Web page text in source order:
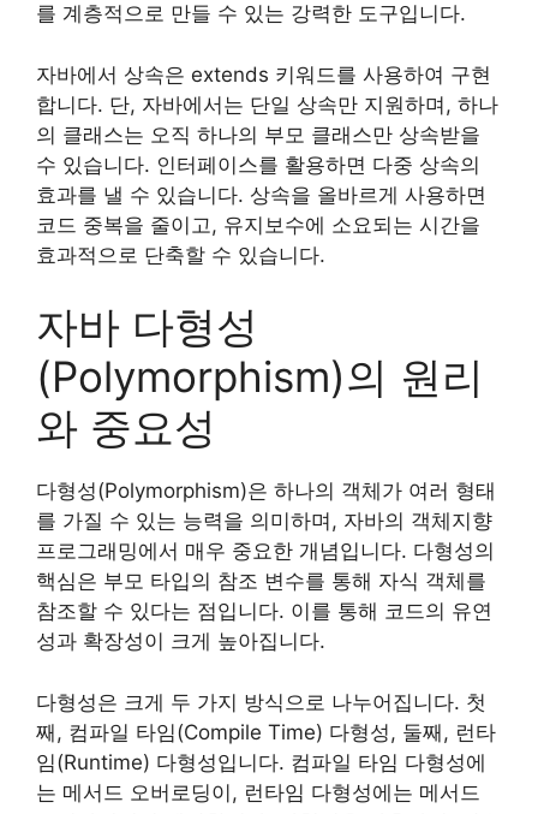
를 계층적으로 만들 수 있는 강력한 도구입니다.
자바에서 상속은 extends 키워드를 사용하여 구현
합니다. 단, 자바에서는 단일 상속만 지원하며, 하나
의 클래스는 오직 하나의 부모 클래스만 상속받을
수 있습니다. 인터페이스를 활용하면 다중 상속의
효과를 낼 수 있습니다. 상속을 올바르게 사용하면
코드 중복을 줄이고, 유지보수에 소요되는 시간을
효과적으로 단축할 수 있습니다.
자바 다형성
(Polymorphism)의 원리
와 중요성
다형성(Polymorphism)은 하나의 객체가 여러 형태
를 가질 수 있는 능력을 의미하며, 자바의 객체지향
프로그래밍에서 매우 중요한 개념입니다. 다형성의
핵심은 부모 타입의 참조 변수를 통해 자식 객체를
참조할 수 있다는 점입니다. 이를 통해 코드의 유연
성과 확장성이 크게 높아집니다.
다형성은 크게 두 가지 방식으로 나누어집니다. 첫
째, 컴파일 타임(Compile Time) 다형성, 둘째, 런타
임(Runtime) 다형성입니다. 컴파일 타임 다형성에
는 메서드 오버로딩이, 런타임 다형성에는 메서드